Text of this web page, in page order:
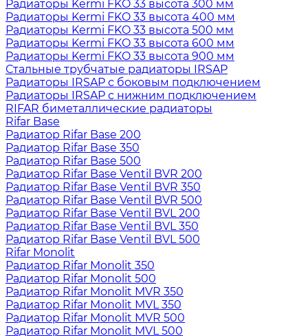
Радиаторы Kermi FKO 33 высота 300 мм
Радиаторы Kermi FKO 33 высота 400 мм
Радиаторы Kermi FKO 33 высота 500 мм
Радиаторы Kermi FKO 33 высота 600 мм
Радиаторы Kermi FKO 33 высота 900 мм
Стальные трубчатые радиаторы IRSAP
Радиаторы IRSAP с боковым подключением
Радиаторы IRSAP с нижним подключением
RIFAR биметаллические радиаторы
Rifar Base
Радиатор Rifar Base 200
Радиатор Rifar Base 350
Радиатор Rifar Base 500
Радиатор Rifar Base Ventil BVR 200
Радиатор Rifar Base Ventil BVR 350
Радиатор Rifar Base Ventil BVR 500
Радиатор Rifar Base Ventil BVL 200
Радиатор Rifar Base Ventil BVL 350
Радиатор Rifar Base Ventil BVL 500
Rifar Monolit
Радиатор Rifar Monolit 350
Радиатор Rifar Monolit 500
Радиатор Rifar Monolit MVR 350
Радиатор Rifar Monolit MVL 350
Радиатор Rifar Monolit MVR 500
Радиатор Rifar Monolit MVL 500